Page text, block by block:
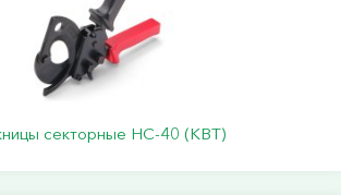
секторные НС-40 (КВТ)